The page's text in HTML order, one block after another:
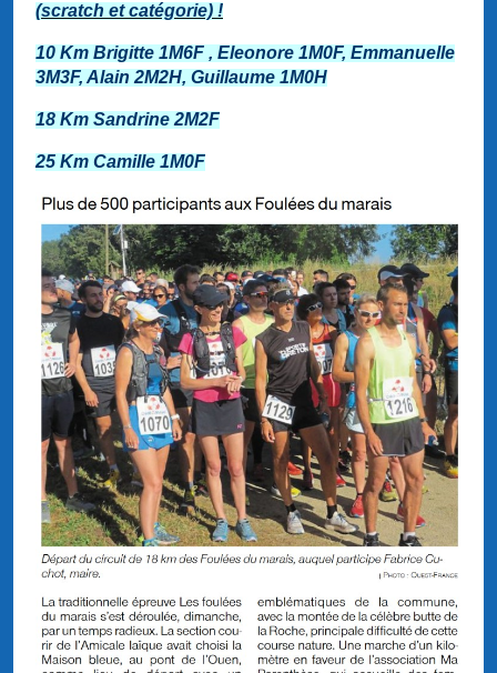
(scratch et catégorie) !
10 Km Brigitte 1M6F , Eleonore 1M0F, Emmanuelle
3M3F, Alain 2M2H, Guillaume 1M0H
18 Km Sandrine 2M2F
25 Km Camille 1M0F